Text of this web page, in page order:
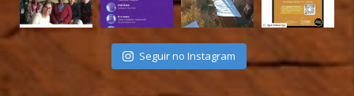
Seguir no Instagram